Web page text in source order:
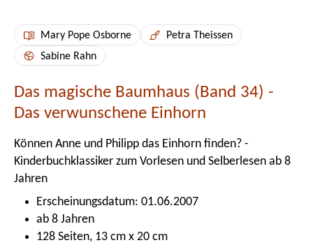
Mary Pope Osborne
Petra Theissen
Sabine Rahn
Das magische Baumhaus (Band 34) -
Das verwunschene Einhorn
Können Anne und Philipp das Einhorn finden? -
Kinderbuchklassiker zum Vorlesen und Selberlesen ab 8
Jahren
Erscheinungsdatum: 01.06.2007
ab 8 Jahren
128 Seiten, 13 cm x 20 cm